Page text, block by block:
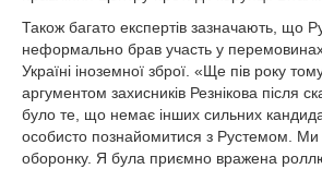
Також багато експертів зазначають, що
неформально брав участь у
Україні іноземної зброї. «Ще пів року
аргументом захисників Резнікова після
було те, що немає інших сильних
особисто познайомитися з Рустемом. Ми
оборонку. Я була приємно вражена